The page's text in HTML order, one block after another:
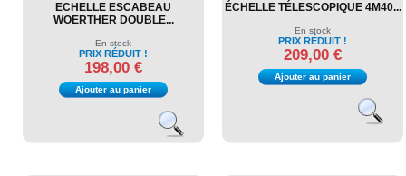
ECHELLE ESCABEAU
WOERTHER DOUBLE...
En stock
PRIX RÉDUIT !
198,00 €
Ajouter au panier
ÉCHELLE TÉLESCOPIQUE 4M40...
En stock
PRIX RÉDUIT !
209,00 €
Ajouter au panier